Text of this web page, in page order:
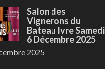
Salon des
Vignerons du
Bateau Ivre Samedi
6 Décembre 2025
2025